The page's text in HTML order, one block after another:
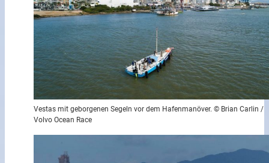
Vestas mit geborgenen Segeln vor dem Hafenmanöver. © Brian Carlin /
Volvo Ocean Race